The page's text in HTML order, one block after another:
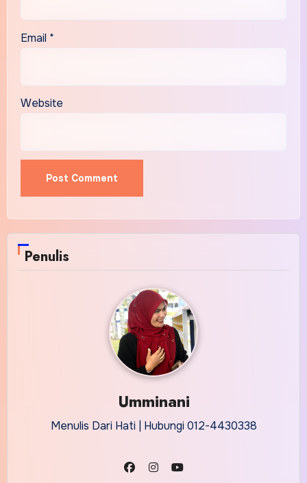
Email *
Website
Penulis
Umminani
Menulis Dari Hati | Hubungi 012-4430338